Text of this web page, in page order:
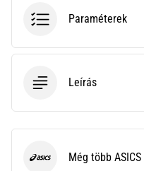
Minden cikkParaméterek
Leírás
ASICS Még több ASICS